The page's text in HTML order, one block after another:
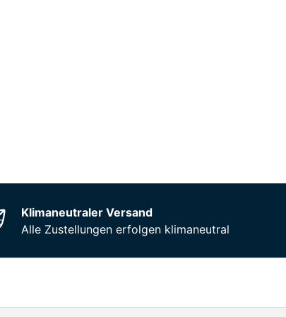
Klimaneutraler Versand
Alle Zustellungen erfolgen klimaneutral